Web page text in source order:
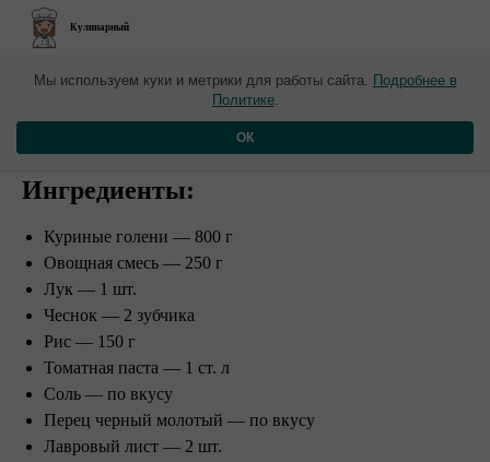
Кулинарный
Куриные голени с
рисом
Ингредиенты:
Куриные голени — 800 г
Овощная смесь — 250 г
Лук — 1 шт.
Чеснок — 2 зубчика
Рис — 150 г
Томатная паста — 1 ст. л
Соль — по вкусу
Перец черный молотый — по вкусу
Лавровый лист — 2 шт.
Мы используем куки и метрики для работы сайта. Подробнее в
Политике.
ОК